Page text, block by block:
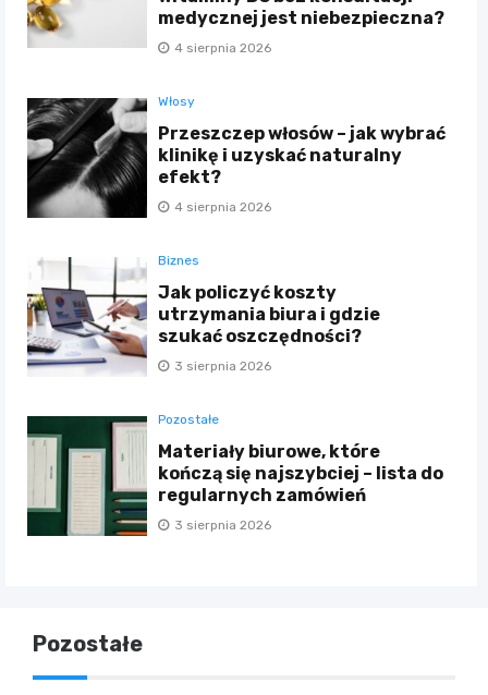
medycznej jest niebezpieczna?
4 sierpnia 2026
Włosy
Przeszczep włosów – jak wybrać
klinikę i uzyskać naturalny
efekt?
4 sierpnia 2026
Biznes
Jak policzyć koszty
utrzymania biura i gdzie
szukać oszczędności?
3 sierpnia 2026
Pozostałe
Materiały biurowe, które
kończą się najszybciej – lista do
regularnych zamówień
3 sierpnia 2026
Pozostałe